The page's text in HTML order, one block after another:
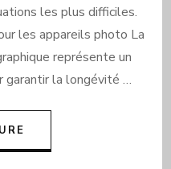
les plus difficiles.
les appareils photo La
représente un
garantir la longévité …